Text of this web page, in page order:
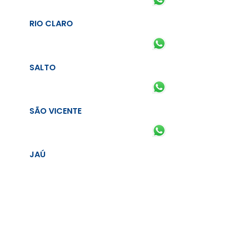
RIO CLARO
SALTO
SÃO VICENTE
JAÚ